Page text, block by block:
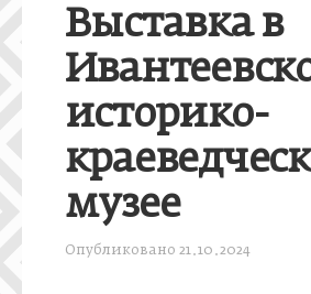
Выставка в
историко-
музее
Опубликовано 21.10.2024